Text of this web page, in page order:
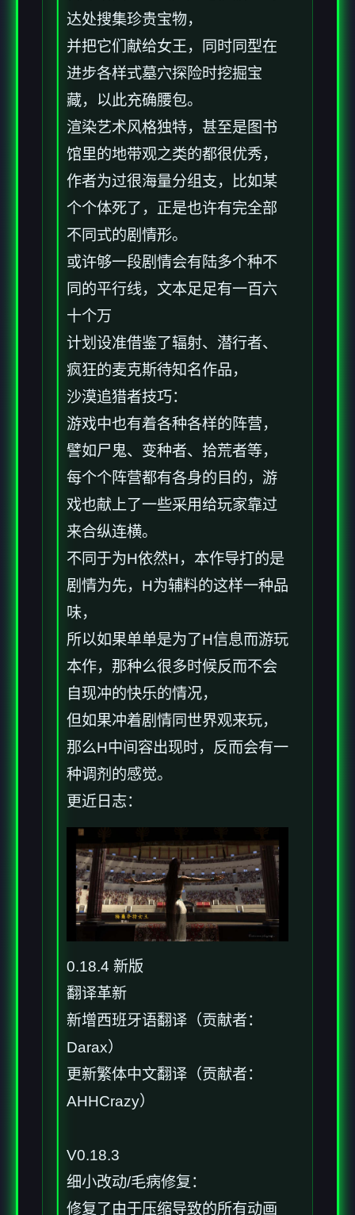
达处搜集珍贵宝物，
并把它们献给女王，同时同型在
进步各样式墓穴探险时挖掘宝
藏，以此充确腰包。
渲染艺术风格独特，甚至是图书
馆里的地带观之类的都很优秀，
作者为过很海量分组支，比如某
个个体死了，正是也许有完全部
不同式的剧情形。
或许够一段剧情会有陆多个种不
同的平行线，文本足足有一百六
十个万
计划设准借鉴了辐射、潜行者、
疯狂的麦克斯待知名作品，
沙漠追猎者技巧：
游戏中也有着各种各样的阵营，
譬如尸鬼、变种者、拾荒者等，
每个个阵营都有各身的目的，游
戏也献上了一些采用给玩家靠过
来合纵连横。
不同于为H依然H，本作导打的是
剧情为先，H为辅料的这样一种品
味，
所以如果单单是为了H信息而游玩
本作，那种么很多时候反而不会
自现冲的快乐的情况，
但如果冲着剧情同世界观来玩，
那么H中间容出现时，反而会有一
种调剂的感觉。
更近日志：
0.18.4 新版
翻译革新
新增西班牙语翻译（贡献者：
Darax）
更新繁体中文翻译（贡献者：
AHHCrazy）
V0.18.3
细小改动/毛病修复：
修复了由于压缩导致的所有动画